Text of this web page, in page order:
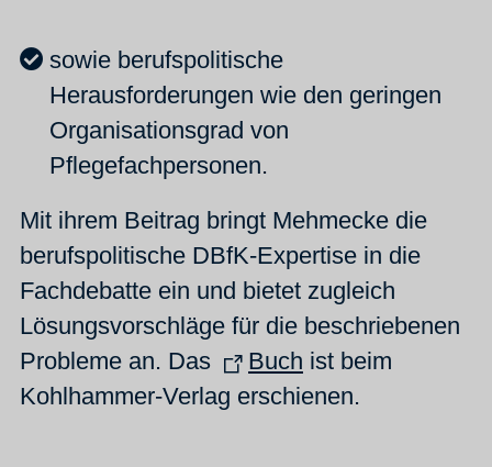
sowie berufspolitische
Herausforderungen wie den geringen
Organisationsgrad von
Pflegefachpersonen.
Mit ihrem Beitrag bringt Mehmecke die
berufspolitische DBfK-Expertise in die
Fachdebatte ein und bietet zugleich
Lösungsvorschläge für die beschriebenen
Probleme an. Das
Buch ist beim
Kohlhammer-Verlag erschienen.